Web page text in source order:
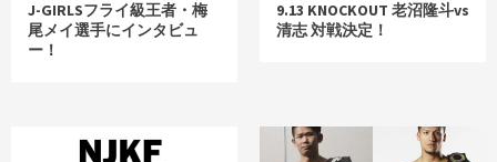
J-GIRLSフライ級王者・梅
尾メイ選手にインタビュ
ー！
9.13 KNOCKOUT 老沼隆斗vs
清志 対戦決定！